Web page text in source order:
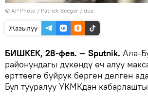
© AP Photo / Patrick Seeger / dpa
Жазылуу
БИШКЕК, 28-фев. — Sputnik. Ала-
районундагы дүкөндү өч алуу
өрттөөгө буйрук берген делген
Бул тууралуу УКМКдан